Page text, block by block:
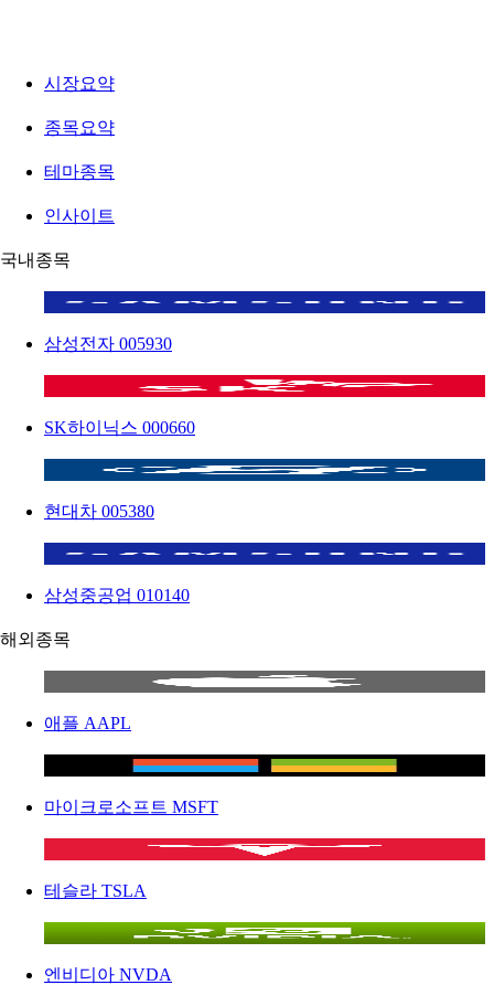
시장요약
종목요약
테마종목
인사이트
국내종목
삼성전자 005930
SK하이닉스 000660
현대차 005380
삼성중공업 010140
해외종목
애플 AAPL
마이크로소프트 MSFT
테슬라 TSLA
엔비디아 NVDA